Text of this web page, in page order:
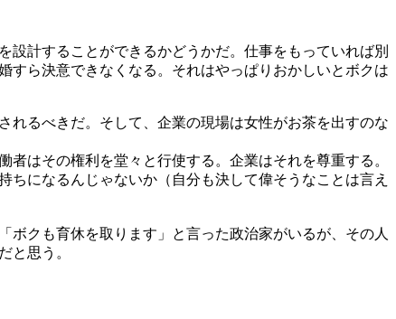
計することができるかどうかだ。仕事をもっていれば別
すら決意できなくなる。それはやっぱりおかしいとボクは
るべきだ。そして、企業の現場は女性がお茶を出すのな
はその権利を堂々と行使する。企業はそれを尊重する。
になるんじゃないか（自分も決して偉そうなことは言え
クも育休を取ります」と言った政治家がいるが、その人
だと思う。